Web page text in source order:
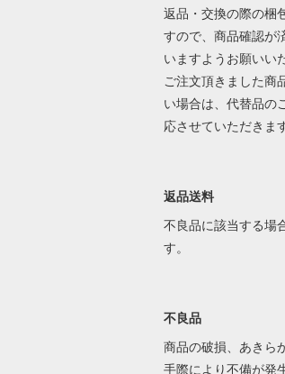
返品・交換の際の梱
すので、商品確認が
いますようお願いい
ご注文頂きました商
い場合は、代替品の
応させていただきま
返品送料
不良品に該当する場
す。
不良品
商品の破損、あきら
手際により不備が発